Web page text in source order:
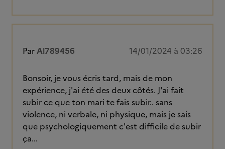
ParAl789456 14/01/2024 à 03:26
Bonsoir, je vous écris tard, mais de mon
expérience, j'ai été des deux côtés. J'ai fait
subir ce que ton mari te fais subir.. sans
violence, ni verbale, ni physique, mais je sais
que psychologiquement c'est difficile de subir
ça...